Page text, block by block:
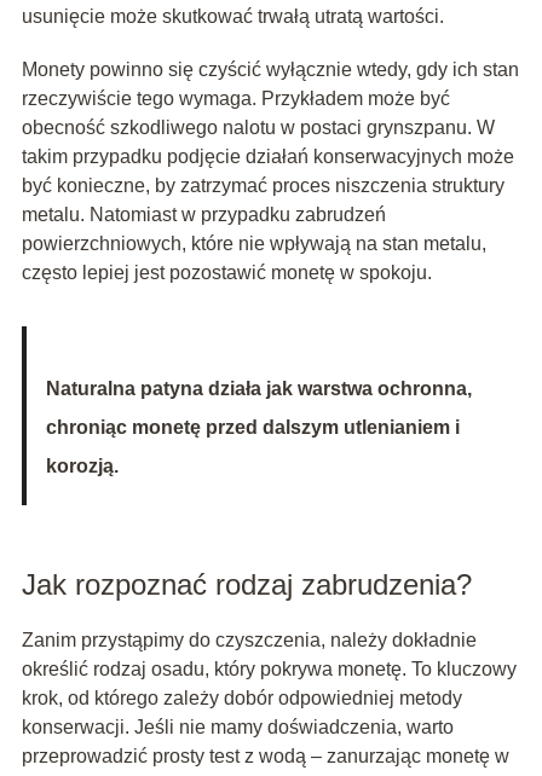
usunięcie może skutkować trwałą utratą wartości.
Monety powinno się czyścić wyłącznie wtedy, gdy ich stan
rzeczywiście tego wymaga. Przykładem może być
obecność szkodliwego nalotu w postaci grynszpanu. W
takim przypadku podjęcie działań konserwacyjnych może
być konieczne, by zatrzymać proces niszczenia struktury
metalu. Natomiast w przypadku zabrudzeń
powierzchniowych, które nie wpływają na stan metalu,
często lepiej jest pozostawić monetę w spokoju.
Naturalna patyna działa jak warstwa ochronna,
chroniąc monetę przed dalszym utlenianiem i
korozją.
Jak rozpoznać rodzaj zabrudzenia?
Zanim przystąpimy do czyszczenia, należy dokładnie
określić rodzaj osadu, który pokrywa monetę. To kluczowy
krok, od którego zależy dobór odpowiedniej metody
konserwacji. Jeśli nie mamy doświadczenia, warto
przeprowadzić prosty test z wodą – zanurzając monetę w